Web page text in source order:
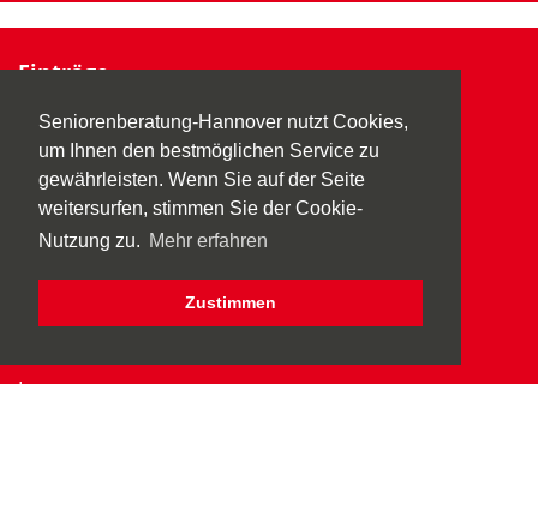
Seniorenberatung-Hannover nutzt Cookies,
um Ihnen den bestmöglichen Service zu
gewährleisten. Wenn Sie auf der Seite
weitersurfen, stimmen Sie der Cookie-
Nutzung zu. Mehr erfahren
Zustimmen
Einträge
Übersicht aller Einträge
Eintragsverwaltung
Informationen
Aktuelles
Seniorenberatung-Hannover
Impressum